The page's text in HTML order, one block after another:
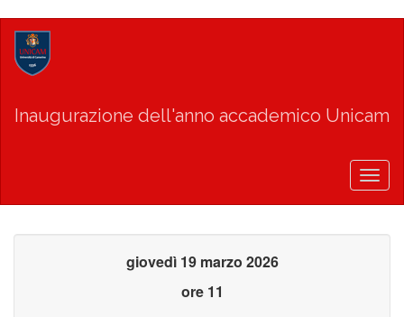
Salta
contenuto
Inaugurazione dell'anno accademico Unicam
giovedì 19 marzo 2026
ore 11